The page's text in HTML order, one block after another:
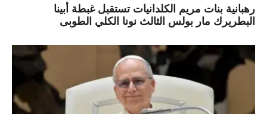
رهبانية بنات مريم الكلدانيات تستقبل غبطة أبينا
البطريرك مار بولس الثالث نونا الكلي الطوبى